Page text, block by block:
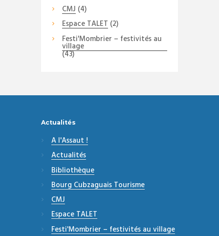
CMJ (4)
Espace TALET (2)
Festi'Mombrier – festivités au
village
(43)
Actualités
A l'Assaut !
Actualités
Bibliothèque
Bourg Cubzaguais Tourisme
CMJ
Espace TALET
Festi'Mombrier – festivités au village